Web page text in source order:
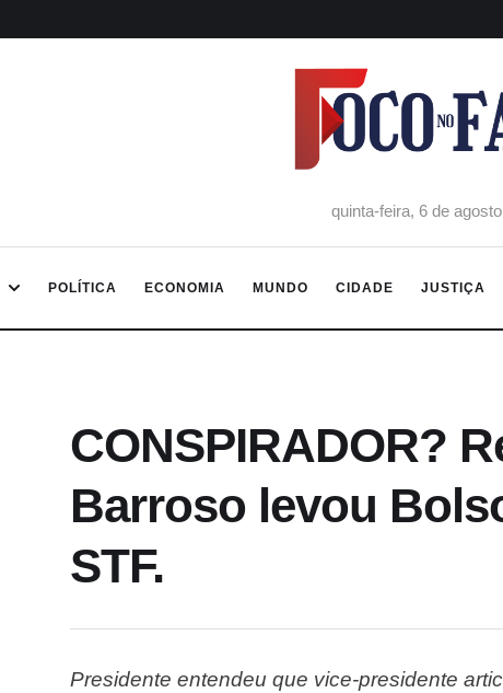
quinta-feira, 6 de
POLÍTICA ECONOMIA MUNDO CIDADE JUSTIÇA
CONSPIRADOR?
Barroso levou
STF.
Presidente entendeu que vice-presidente